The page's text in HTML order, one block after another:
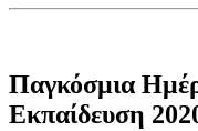
Παγκόσμια
Εκπαίδευση